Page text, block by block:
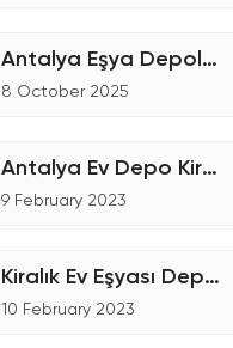
Antalya Eşya Depolama Hizmetleri
8 October 2025
Antalya Ev Depo Kiralama
9 February 2023
Kiralık Ev Eşyası Deposu
10 February 2023